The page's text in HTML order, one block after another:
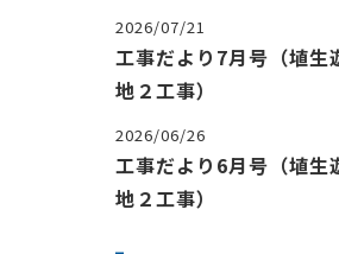
2026/07/21
工事だより7月号（埴生
地２工事）
2026/06/26
工事だより6月号（埴生
地２工事）